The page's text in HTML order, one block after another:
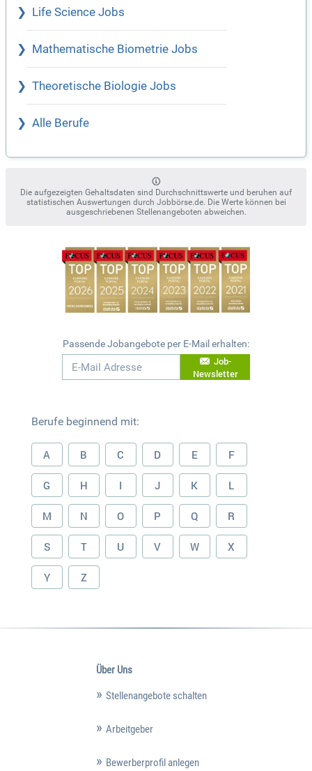
Life Science Jobs
Mathematische Biometrie Jobs
Theoretische Biologie Jobs
Alle Berufe
Die aufgezeigten Gehaltsdaten sind Durchschnittswerte und beruhen auf
statistischen Auswertungen durch Jobbörse.de. Die Werte können bei
ausgeschriebenen Stellenangeboten abweichen.
Passende Jobangebote per E-Mail erhalten:
Job-
Newsletter
Berufe beginnend mit:
A B C D E F
G H I J K L
M N O P Q R
S T U V W X
Y Z
Über Uns
Stellenangebote schalten
Arbeitgeber
Bewerberprofil anlegen